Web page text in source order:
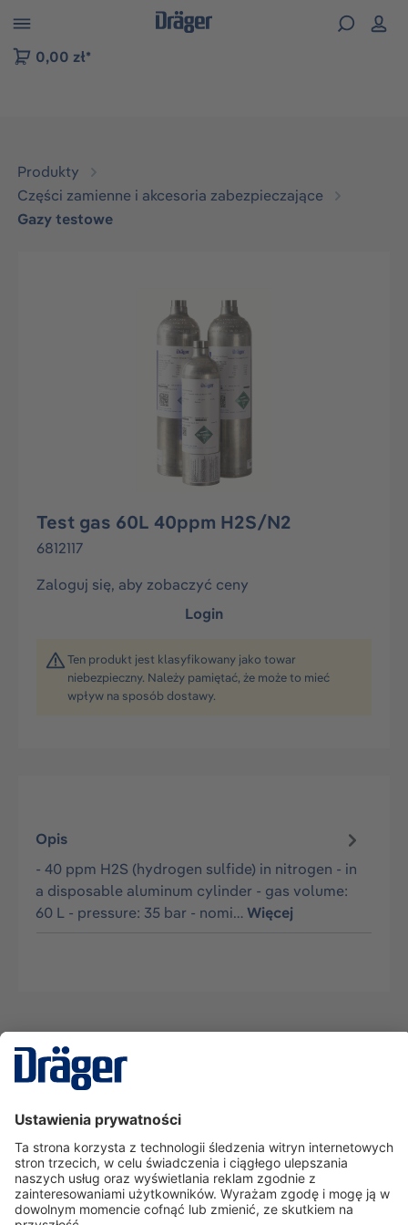
do nawigacji na platformie B2B
0,00 zł*
Produkty
Części zamienne i akcesoria zabezpieczające
Gazy testowe
Test gas 60L 40ppm H2S/N2
6812117
Zaloguj się, aby zobaczyć ceny
Login
Ten produkt jest klasyfikowany jako towar
niebezpieczny. Należy pamiętać, że może to mieć
wpływ na sposób dostawy.
Opis
- 40 ppm H2S (hydrogen sulfide) in nitrogen - in
a disposable aluminum cylinder - gas volume:
60 L - pressure: 35 bar - nomi…Więcej
Serwisowa linia hotline
O nas